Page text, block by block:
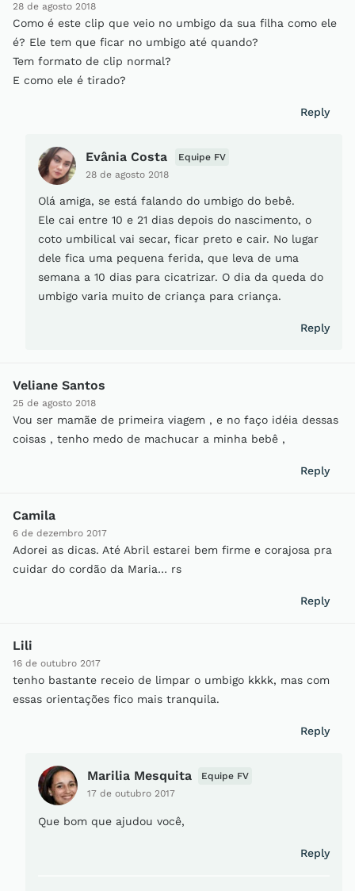
28 de agosto 2018
Como é este clip que veio no umbigo da sua filha como ele
é? Ele tem que ficar no umbigo até quando?
Tem formato de clip normal?
E como ele é tirado?
Reply
Evânia Costa
28 de agosto 2018
Equipe FV
Olá amiga, se está falando do umbigo do bebê.
Ele cai entre 10 e 21 dias depois do nascimento, o
coto umbilical vai secar, ficar preto e cair. No lugar
dele fica uma pequena ferida, que leva de uma
semana a 10 dias para cicatrizar. O dia da queda do
umbigo varia muito de criança para criança.
Reply
Veliane Santos
25 de agosto 2018
Vou ser mamãe de primeira viagem , e no faço idéia dessas
coisas , tenho medo de machucar a minha bebê ,
Reply
Camila
6 de dezembro 2017
Adorei as dicas. Até Abril estarei bem firme e corajosa pra
cuidar do cordão da Maria… rs
Reply
Lili
16 de outubro 2017
tenho bastante receio de limpar o umbigo kkkk, mas com
essas orientações fico mais tranquila.
Reply
Marilia Mesquita
17 de outubro 2017
Equipe FV
Que bom que ajudou você,
Reply